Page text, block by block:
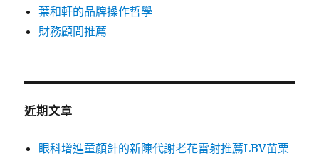
葉和軒的品牌操作哲學
財務顧問推薦
近期文章
眼科增進童顏針的新陳代謝老花雷射推薦LBV苗栗